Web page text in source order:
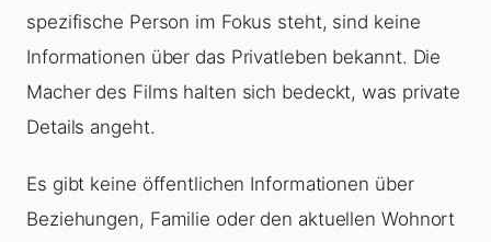
spezifische Person im Fokus steht, sind keine
Informationen über das Privatleben bekannt. Die
Macher des Films halten sich bedeckt, was private
Details angeht.
Es gibt keine öffentlichen Informationen über
Beziehungen, Familie oder den aktuellen Wohnort